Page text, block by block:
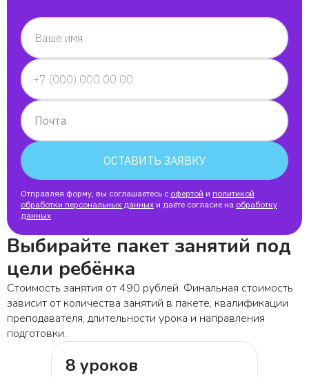
Ваше имя
Почта
ОСТАВИТЬ ЗАЯВКУ
Отправляя форму, вы соглашаетесь с офертой и политикой
обработки персональных данных и даёте согласие на обработку
данных
Выбирайте пакет занятий под
цели ребёнка
Стоимость занятия от 490 рублей. Финальная стоимость
зависит от количества занятий в пакете, квалификации
преподавателя, длительности урока и направления
подготовки.
8 уроков